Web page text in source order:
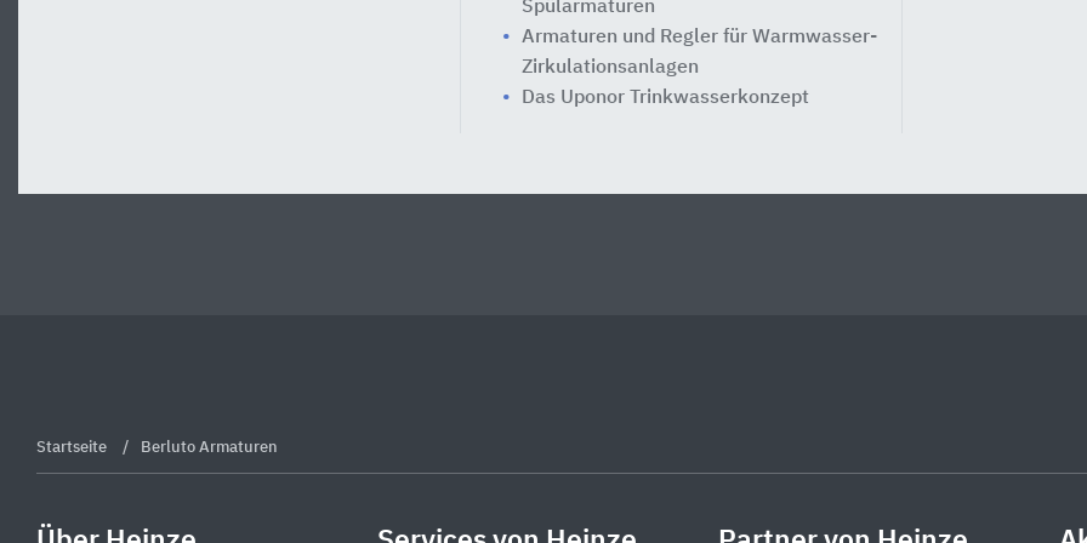
Spülarmaturen
Armaturen und Regler für Warmwasser-
Zirkulationsanlagen
Das Uponor Trinkwasserkonzept
Startseite Berluto Armaturen